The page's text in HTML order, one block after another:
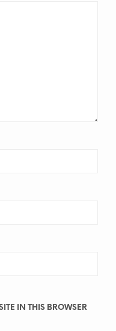
IN THIS BROWSER